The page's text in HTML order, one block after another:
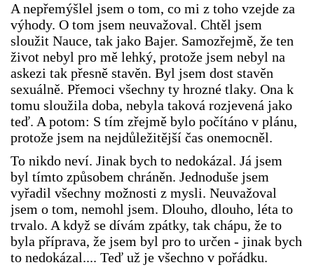
A nepřemýšlel jsem o tom, co mi z toho vzejde za
výhody. O tom jsem neuvažoval. Chtěl jsem
sloužit Nauce, tak jako Bajer. Samozřejmě, že ten
život nebyl pro mě lehký, protože jsem nebyl na
askezi tak přesně stavěn. Byl jsem dost stavěn
sexuálně. Přemoci všechny ty hrozné tlaky. Ona k
tomu sloužila doba, nebyla taková rozjevená jako
teď. A potom: S tím zřejmě bylo počítáno v plánu,
protože jsem na nejdůležitější čas onemocněl.
To nikdo neví. Jinak bych to nedokázal. Já jsem
byl tímto způsobem chráněn. Jednoduše jsem
vyřadil všechny možnosti z mysli. Neuvažoval
jsem o tom, nemohl jsem. Dlouho, dlouho, léta to
trvalo. A když se dívám zpátky, tak chápu, že to
byla příprava, že jsem byl pro to určen - jinak bych
to nedokázal.... Teď už je všechno v pořádku.